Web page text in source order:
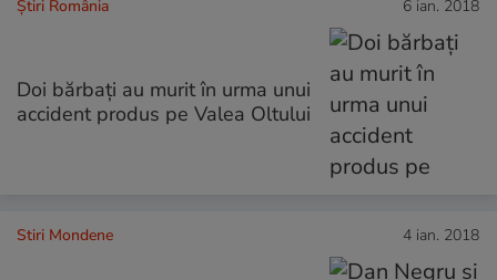
Știri România 6 ian. 2018
Doi bărbaţi au murit în urma unui
accident produs pe Valea Oltului
Stiri Mondene 4 ian. 2018